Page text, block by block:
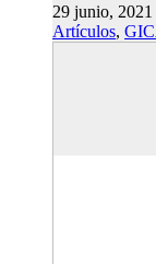
29 junio, 2021
Artículos,